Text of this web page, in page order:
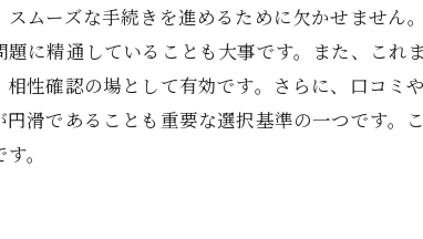
ムーズな手続きを進めるために欠かせません
に精通していることも大事です。また、これ
性確認の場として有効です。さらに、口コミ
滑であることも重要な選択基準の一つです。
。